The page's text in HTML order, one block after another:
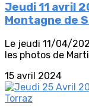
Jeudi 11 avril
Montagne de
Le jeudi 11/04/
les photos de
15 avril 2024